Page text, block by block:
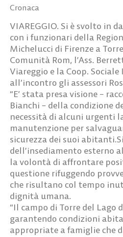
Cronaca
VIAREGGIO. Si è svolto in
con i funzionari della
Michelucci di Firenze a
Comunità Rom, l’Ass.
Viareggio e la Coop.
all’incontro gli assessori
“E’ stata presa visione –
Bianchi – della condizione
necessità di alcuni urgenti
manutenzione per
sicurezza dei suoi
dell’insediamento esterno
la volontà di affrontare
questione rifuggendo
che risultano col tempo
dignità umana.
“Il campo di Torre del Lago
garantendo condizioni
appropriate a famiglie che